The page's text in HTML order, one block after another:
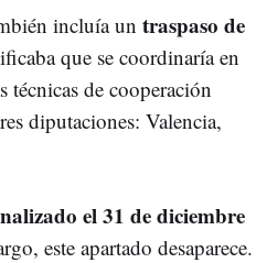
incluía un traspaso de
que se coordinaría en
técnicas de cooperación
diputaciones: Valencia,
el 31 de diciembre
este apartado desaparece.